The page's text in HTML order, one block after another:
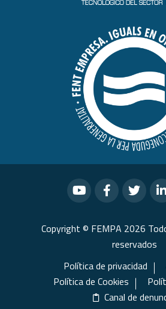
Copyright © FEMPA 2026
reservados
Política de privacidad
Política de Cookies
Canal de